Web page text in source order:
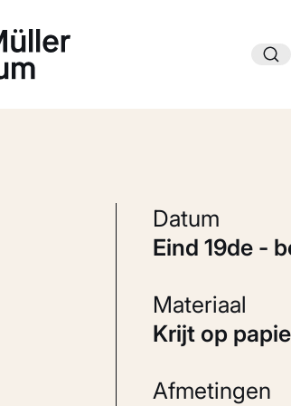
Datum
eind 19de -
Materiaal
Krijt op
Afmetingen